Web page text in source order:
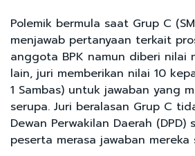
Polemik bermula saat Grup C
menjawab pertanyaan terkait
anggota BPK namun diberi nilai
lain, juri memberikan nilai 10
1 Sambas) untuk jawaban yang
serupa. Juri beralasan Grup C
Dewan Perwakilan Daerah (DPD)
peserta merasa jawaban